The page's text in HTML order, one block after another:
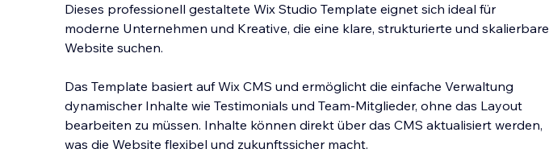
Dieses professionell gestaltete Wix Studio Template eignet sich ideal für
moderne Unternehmen und Kreative, die eine klare, strukturierte und skalierbare
Website suchen.
Das Template basiert auf Wix CMS und ermöglicht die einfache Verwaltung
dynamischer Inhalte wie Testimonials und Team-Mitglieder, ohne das Layout
bearbeiten zu müssen. Inhalte können direkt über das CMS aktualisiert werden,
was die Website flexibel und zukunftssicher macht.